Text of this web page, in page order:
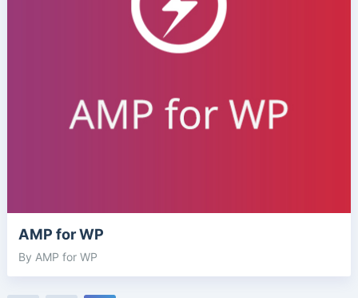
AMP for WP
By AMP for WP